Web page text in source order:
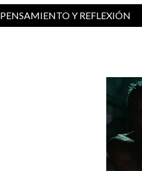
PENSAMIENTO Y REFLEXIÓN